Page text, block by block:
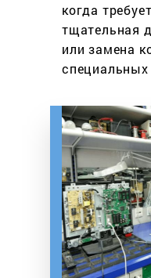
когда
тщательная
или замена
специальных